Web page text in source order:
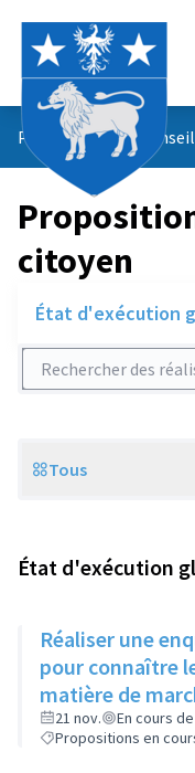
Propositions du
citoyen
État d'exécution
Rechercher des
Scope
Tous
État d'exécution
Réaliser une
pour connaître
matière de
21 nov.
En cours
Propositions en